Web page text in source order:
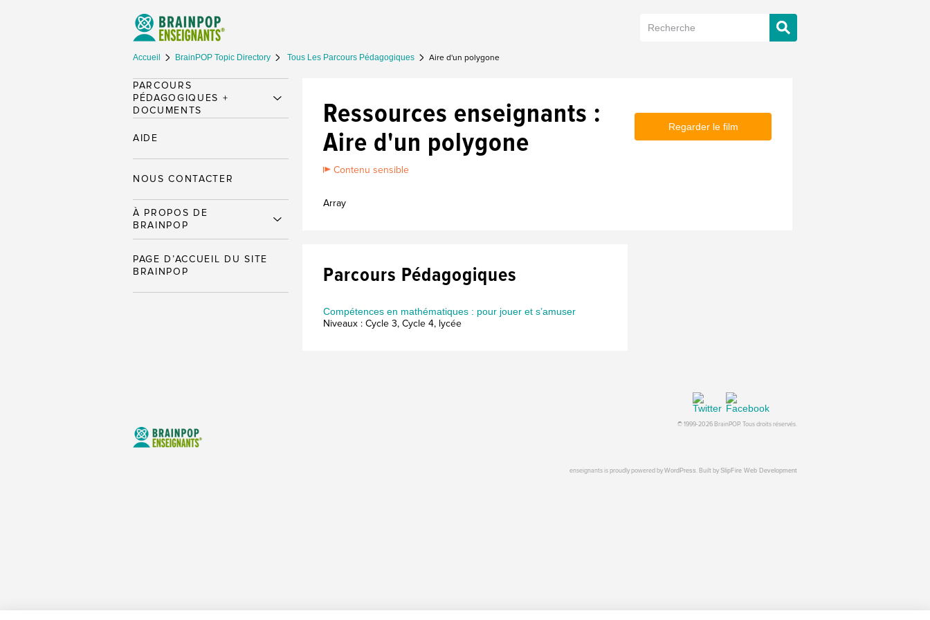
Accueil BrainPOP Topic Directory Tous Les Parcours Pédagogiques Aire d'un polygone
Ressources enseignants :
Aire d'un polygone
Contenu sensible
Array
Regarder le film
Parcours Pédagogiques
Compétences en mathématiques : pour jouer et s’amuser
Niveaux : Cycle 3, Cycle 4, lycée
PARCOURS
PÉDAGOGIQUES +
DOCUMENTS
AIDE
NOUS CONTACTER
À PROPOS DE
BRAINPOP
PAGE D’ACCUEIL DU SITE
BRAINPOP
© 1999-2026 BrainPOP. Tous droits réservés.
enseignants is proudly powered by WordPress . Built by SlipFire Web Development